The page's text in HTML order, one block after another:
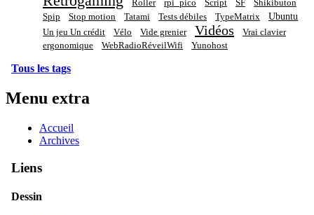
Roller rpi_pico Script SF
Shikibuton
Spip
Stop motion Tatami Tests débiles TypeMatrix Ubuntu
Un jeu Un crédit Vélo Vide grenier Vidéos
Vrai clavier
ergonomique
WebRadioRéveilWifi Yunohost
Tous les tags
Menu extra
Accueil
Archives
Liens
Dessin